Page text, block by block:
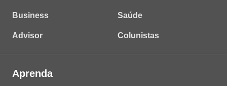
Business
Advisor
Saúde
Colunistas
Aprenda